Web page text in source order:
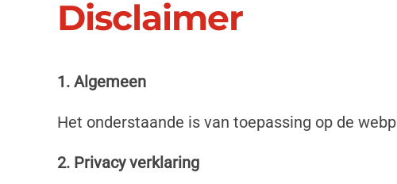
Disclaimer
1. Algemeen
Het onderstaande is van toepassing op de
2. Privacy verklaring